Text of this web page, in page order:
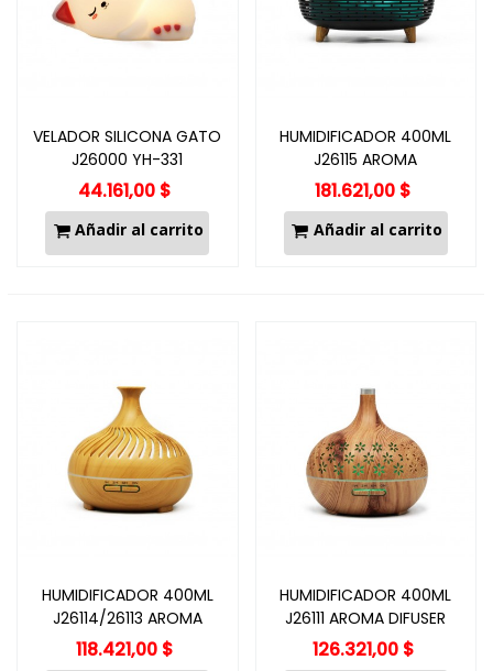
VELADOR SILICONA GATO
J26000 YH-331
44.161,00 $
Añadir al carrito
HUMIDIFICADOR 400ML
J26115 AROMA
DIFUSER/7049
181.621,00 $
Añadir al carrito
HUMIDIFICADOR 400ML
J26114/26113 AROMA
DIFUSER
118.421,00 $
HUMIDIFICADOR 400ML
J26111 AROMA DIFUSER
126.321,00 $